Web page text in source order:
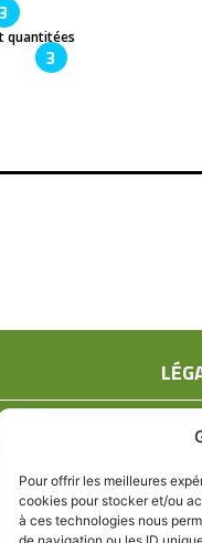
Pour offrir les meilleures
cookies pour stocker et/ou
à ces technologies nous
3
quantitées
3